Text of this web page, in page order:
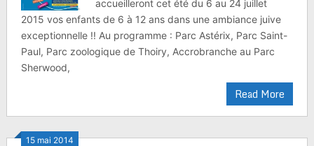
accueilleront cet été du 6 au 24 juillet
2015 vos enfants de 6 à 12 ans dans une ambiance juive
exceptionnelle !! Au programme : Parc Astérix, Parc Saint-
Paul, Parc zoologique de Thoiry, Accrobranche au Parc
Sherwood,
Read More
15 mai 2014